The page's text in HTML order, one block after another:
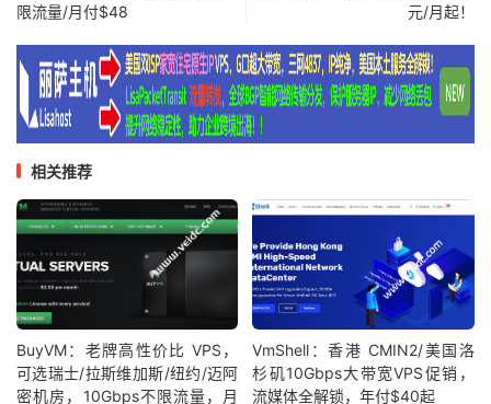
限流量/月付$48
元/月起！
相关推荐
BuyVM：老牌高性价比 VPS，
可选瑞士/拉斯维加斯/纽约/迈阿
密机房，10Gbps不限流量，月
VmShell：香港 CMIN2/美国洛
杉矶10Gbps大带宽VPS促销，
流媒体全解锁，年付$40起